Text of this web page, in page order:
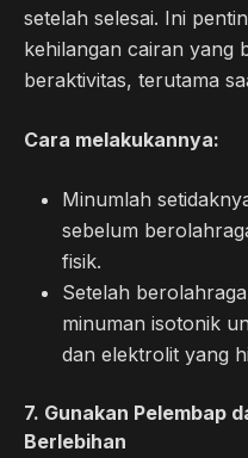
setelah selesai. Ini
kehilangan cairan yang
beraktivitas, terutama
Cara melakukannya:
Minumlah
sebelum
fisik.
Setelah
minuman isotonik
dan elektrolit yang
7. Gunakan Pelembap
Berlebihan